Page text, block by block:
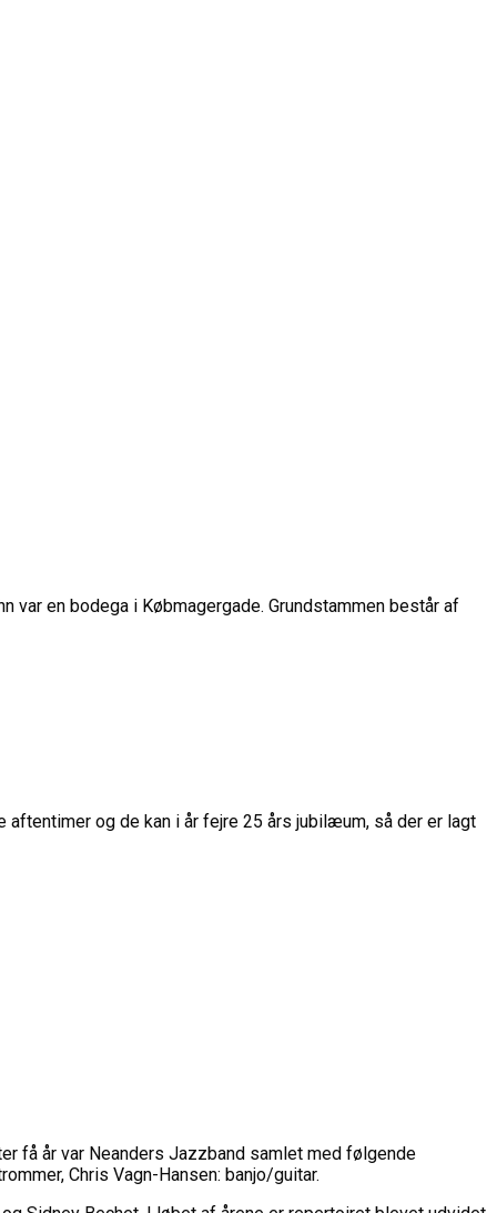
en bodega i Købmagergade. Grundstammen består af
og de kan i år fejre 25 års jubilæum, så der er lagt
få år var Neanders Jazzband samlet med følgende
Chris Vagn-Hansen: banjo/guitar.